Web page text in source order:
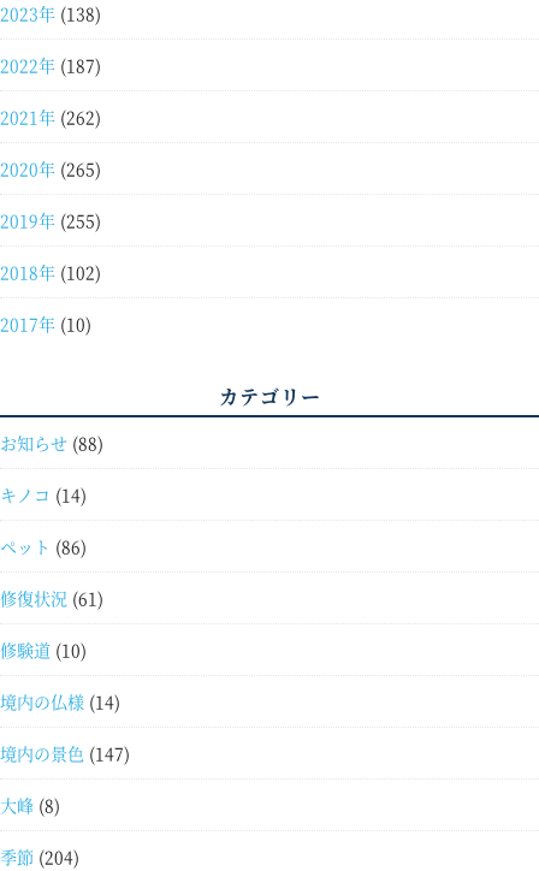
2023年 (138)
2022年 (187)
2021年 (262)
2020年 (265)
2019年 (255)
2018年 (102)
2017年 (10)
カテゴリー
お知らせ (88)
キノコ (14)
ペット (86)
修復状況 (61)
修験道 (10)
境内の仏様 (14)
境内の景色 (147)
大峰 (8)
季節 (204)